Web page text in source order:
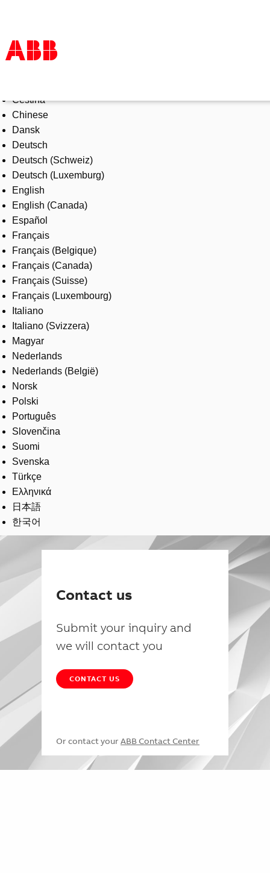
Products & Solutions
Industries
Services
About us
Where to buy
Contact us
Careers
Čeština
Chinese
Dansk
Deutsch
Deutsch (Schweiz)
Deutsch (Luxemburg)
English
English (Canada)
Español
Français
Français (Belgique)
Français (Canada)
Français (Suisse)
Français (Luxembourg)
Italiano
Italiano (Svizzera)
Magyar
Nederlands
Nederlands (België)
Norsk
Polski
Português
Slovenčina
Suomi
Svenska
Türkçe
Ελληνικά
日本語
한국어
Contact us
Submit your inquiry and
we will contact you
CONTACT US
Or contact your ABB Contact Center